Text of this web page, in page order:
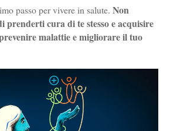
passo per vivere in salute. Non
prenderti cura di te stesso e acquisire
malattie e migliorare il tuo